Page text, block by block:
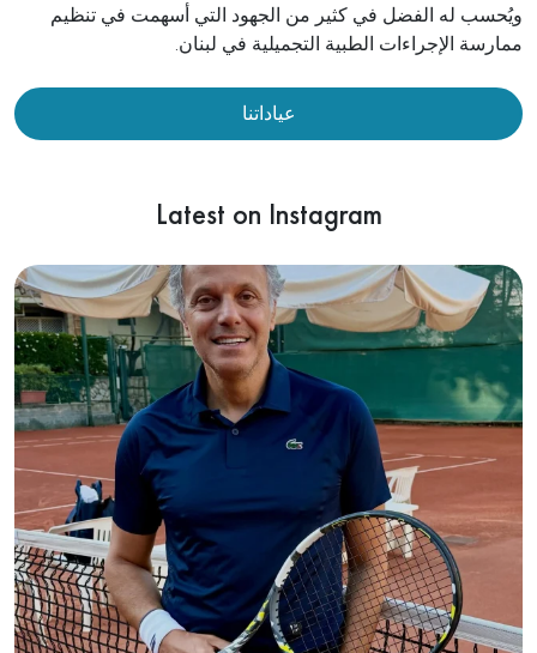
ويُحسب له الفضل في كثير من الجهود التي أسهمت في تنظيم
ممارسة الإجراءات الطبية التجميلية في لبنان.
عياداتنا
Latest on Instagram